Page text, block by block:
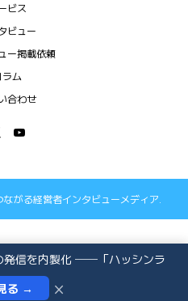
ビス
ビュー
ー掲載依頼
ム
合わせ
がる経営者インタビューメディア.
信を内製化 ──「ハッシンラ
る →
×